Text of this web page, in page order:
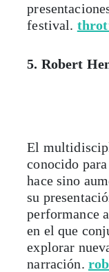
festival.
5. Robert
El
conocido
hace sino
su
performance
en el que
explorar
narración.